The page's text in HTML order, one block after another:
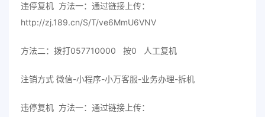
违停复机 方法一：通过链接上传：
http://zj.189.cn/S/T/ve6MmU6VNV
方法二：拨打057710000 按0 人工复机
注销方式 微信-小程序-小万客服-业务办理-拆机
违停复机 方法一：通过链接上传：